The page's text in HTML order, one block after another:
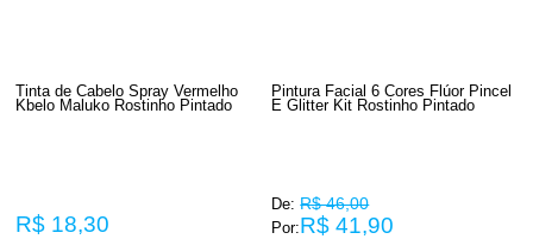
Tinta de Cabelo Spray Vermelho
Kbelo Maluko Rostinho Pintado
R$ 18,30
Pintura Facial 6 Cores Flúor Pincel
E Glitter Kit Rostinho Pintado
De: R$ 46,00
Por:R$ 41,90